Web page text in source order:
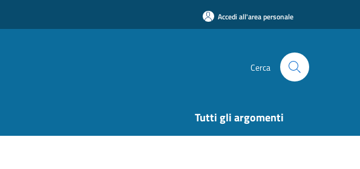
Accedi all'area personale
Cerca
Tutti gli argomenti